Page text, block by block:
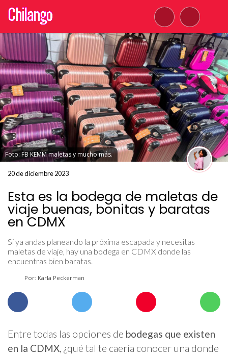
Foto: FB KEMM maletas y mucho más.
20 de diciembre 2023
Esta es la bodega de maletas de
viaje buenas, bonitas y baratas
en CDMX
Si ya andas planeando la próxima escapada y necesitas
maletas de viaje, hay una bodega en CDMX donde las
encuentras bien baratas.
Por: Karla Peckerman
Entre todas las opciones de bodegas que existen
en la CDMX, ¿qué tal te caería conocer una donde